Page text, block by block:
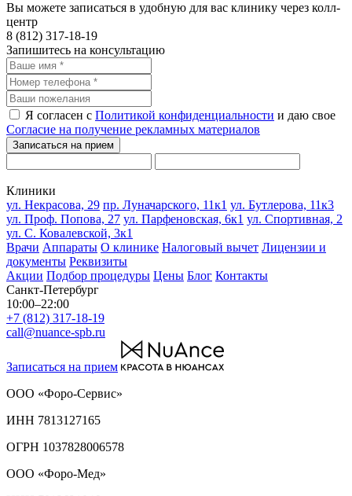
Вы можете записаться в удобную для вас клинику через колл-
центр
8 (812) 317-18-19
Запишитесь на консультацию
Я согласен с Политикой конфиденциальности и даю свое
Согласие на получение рекламных материалов
Клиники
ул. Некрасова, 29 пр. Луначарского, 11к1 ул. Бутлерова, 11к3
ул. Проф. Попова, 27 ул. Парфеновская, 6к1 ул. Спортивная, 2
ул. С. Ковалевской, 3к1
Врачи Аппараты О клинике Налоговый вычет Лицензии и
документы Реквизиты
Акции Подбор процедуры Цены Блог Контакты
Санкт-Петербург
10:00–22:00
+7 (812) 317-18-19
call@nuance-spb.ru
Записаться на прием
ООО «Форо-Сервис»
ИНН 7813127165
ОГРН 1037828006578
ООО «Форо-Мед»